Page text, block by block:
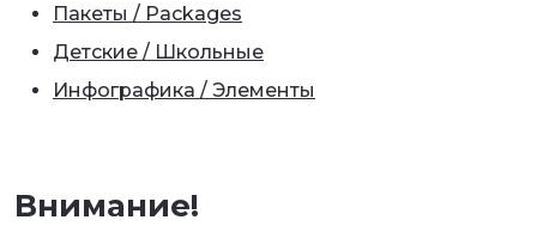
Пакеты / Packages
Детские / Школьные
Инфографика / Элементы
Внимание!